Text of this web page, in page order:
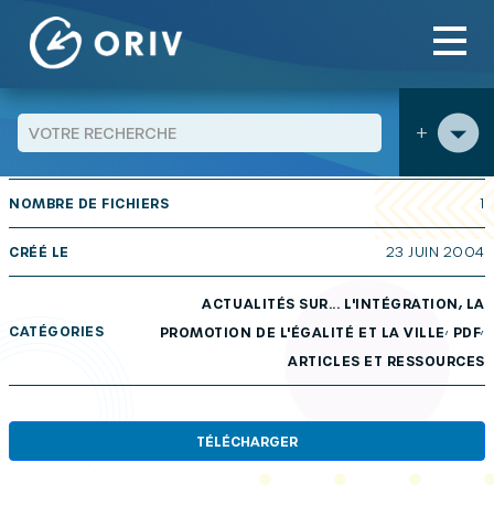
Aller au contenu
+
publications
Actualités sur… n° 8 : Du renouvellement
urbain au plan de cohésion sociale
TAILLE 306 KB
NOMBRE DE FICHIERS 1
CRÉÉ LE 23 JUIN 2004
CATÉGORIES
ACTUALITÉS SUR... L'INTÉGRATION, LA
PROMOTION DE L'ÉGALITÉ ET LA VILLE, PDF,
ARTICLES ET RESSOURCES
TÉLÉCHARGER
Panneau de gestion des cookies